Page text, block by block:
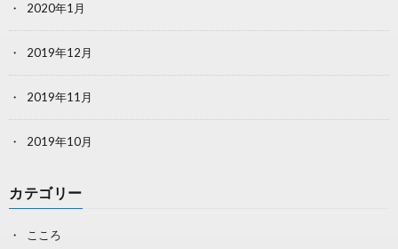
2020年1月
2019年12月
2019年11月
2019年10月
カテゴリー
こころ